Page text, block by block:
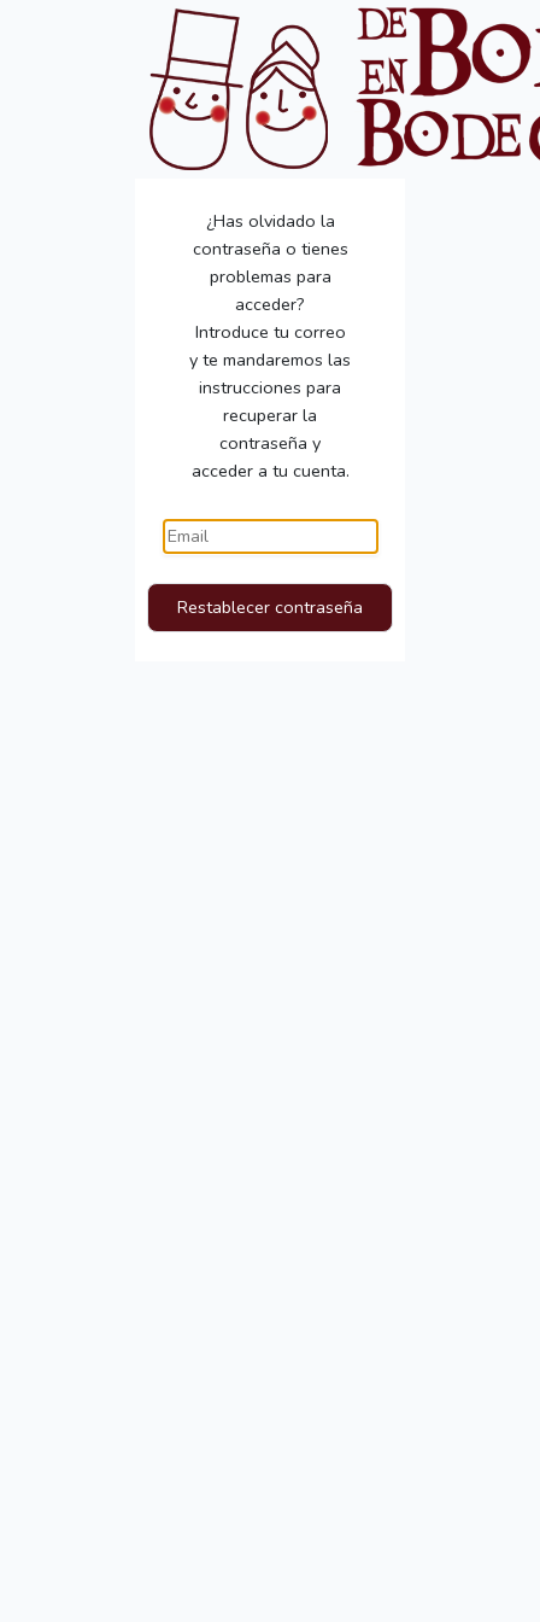
¿Has olvidado la
contraseña o tienes
problemas para
acceder?
Introduce tu correo
y te mandaremos las
instrucciones para
recuperar la
contraseña y
acceder a tu cuenta.
Restablecer contraseña